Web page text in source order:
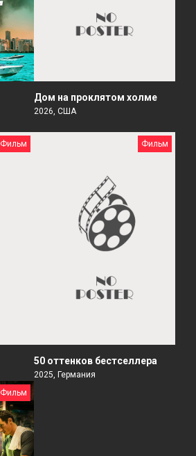
Дом на проклятом холме
2026, США
Фильм Фильм
50 оттенков бестселлера
2025, Германия
Фильм